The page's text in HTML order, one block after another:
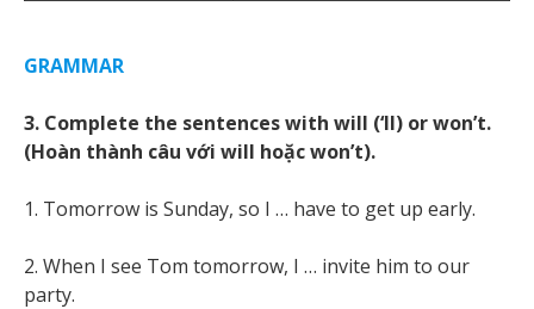
GRAMMAR
3. Complete the sentences with will (‘ll) or won’t.
(Hoàn thành câu với will hoặc won’t).
1. Tomorrow is Sunday, so I … have to get up early.
2. When I see Tom tomorrow, I … invite him to our
party.